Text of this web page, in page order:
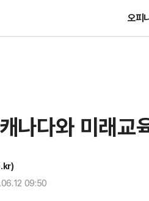
오피
나다와 미래
09:50